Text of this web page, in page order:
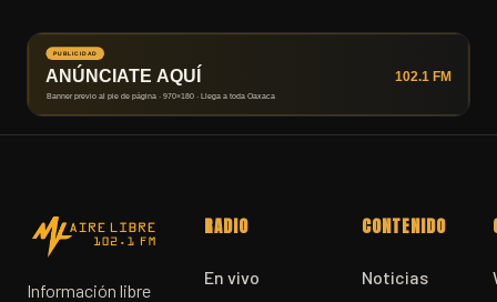
Información libre
RADIO
En vivo
CONTENIDO
Noticias